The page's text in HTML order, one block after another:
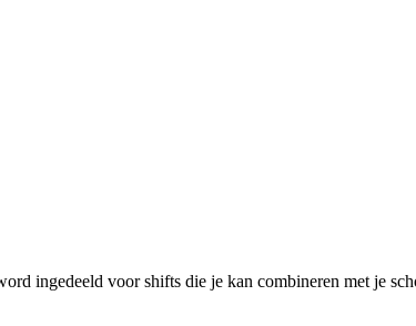
ingedeeld voor shifts die je kan combineren met je